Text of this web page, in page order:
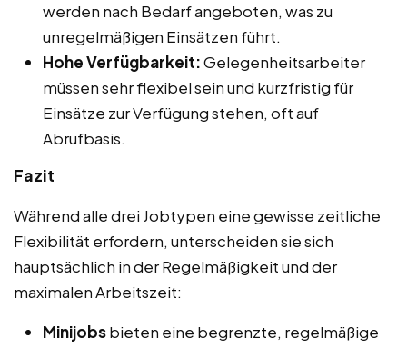
werden nach Bedarf angeboten, was zu
unregelmäßigen Einsätzen führt.
Hohe Verfügbarkeit:Gelegenheitsarbeiter
müssen sehr flexibel sein und kurzfristig für
Einsätze zur Verfügung stehen, oft auf
Abrufbasis.
Fazit
Während alle drei Jobtypen eine gewisse zeitliche
Flexibilität erfordern, unterscheiden sie sich
hauptsächlich in der Regelmäßigkeit und der
maximalen Arbeitszeit:
Minijobsbieten eine begrenzte, regelmäßige